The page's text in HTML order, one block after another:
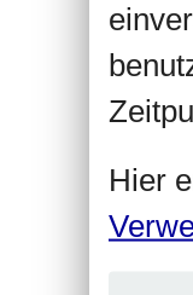
Hier